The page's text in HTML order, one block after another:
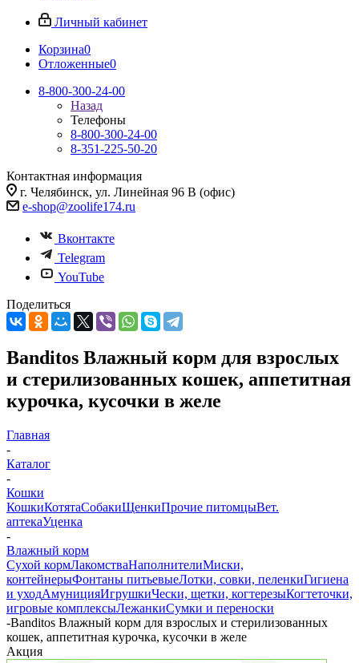
Личный кабинет
Корзина0
Отложенные0
8-800-300-24-00
Назад
Телефоны
8-800-300-24-00
8-351-225-50-20
Контактная информация
г. Челябинск, ул. Линейная 96 В (офис)
e-shop@zoolife174.ru
Вконтакте
Telegram
YouTube
Поделиться
Banditos Влажный корм для взрослых
и cтерилизованных кошек, аппетитная
курочка, кусочки в желе
Главная
-
Каталог
-
Кошки
КошкиКотятаСобакиЩенкиПрочие питомцыВет.
аптекаУценка
-
Влажный корм
Сухой кормЛакомстваНаполнителиМиски,
контейнерыФонтаны питьевыеЛотки, совки, пеленкиГигиена
и уходАмуницияИгрушкиЧески, щетки, когтерезыКогтеточки,
игровые комплексыЛежанкиСумки и переноски
-Banditos Влажный корм для взрослых и cтерилизованных
кошек, аппетитная курочка, кусочки в желе
Акция